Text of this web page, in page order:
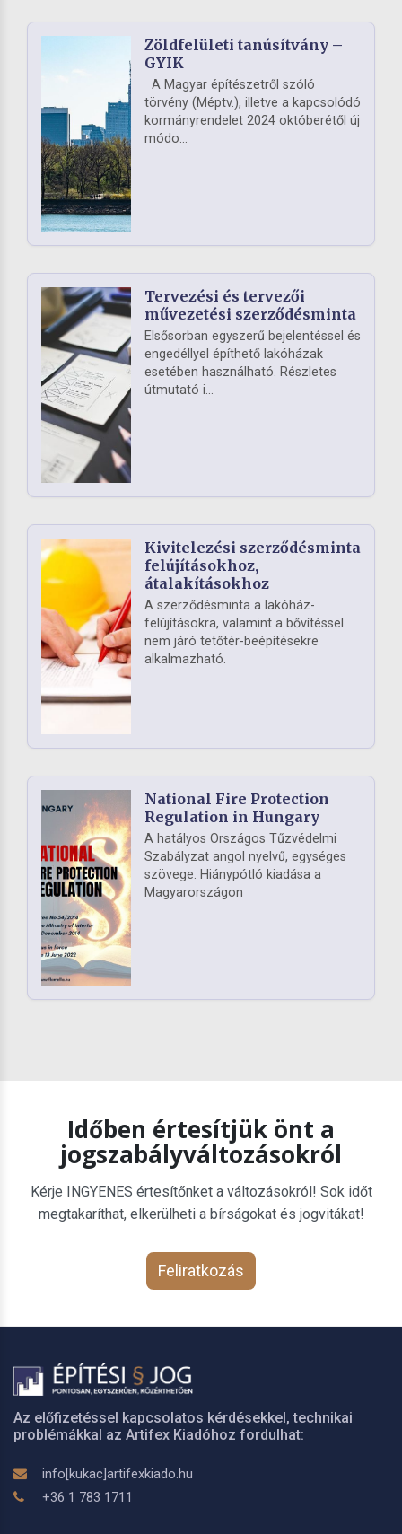
Zöldfelületi tanúsítvány –
GYIK
A Magyar építészetről szóló
törvény (Méptv.), illetve a kapcsolódó
kormányrendelet 2024 októberétől új
módo...
Tervezési és tervezői
művezetési szerződésminta
Elsősorban egyszerű bejelentéssel és
engedéllyel építhető lakóházak
esetében használható. Részletes
útmutató i...
Kivitelezési szerződésminta
felújításokhoz,
átalakításokhoz
A szerződésminta a lakóház-
felújításokra, valamint a bővítéssel
nem járó tetőtér-beépítésekre
alkalmazható.
National Fire Protection
Regulation in Hungary
A hatályos Országos Tűzvédelmi
Szabályzat angol nyelvű, egységes
szövege. Hiánypótló kiadása a
Magyarországon
Időben értesítjük önt a
jogszabályváltozásokról
Kérje INGYENES értesítőnket a változásokról! Sok időt
megtakaríthat, elkerülheti a bírságokat és jogvitákat!
Feliratkozás
Az előfizetéssel kapcsolatos kérdésekkel, technikai
problémákkal az Artifex Kiadóhoz fordulhat:
info[kukac]artifexkiado.hu
+36 1 783 1711